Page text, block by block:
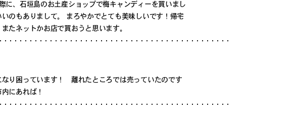
に、石垣島のお土産ショップで梅キャンディーを買いまし
のもありまして。 まろやかでとても美味しいです！帰宅
たネットかお店で買おうと思います。
り困っています！ 離れたところでは売っていたのです
にあれば！